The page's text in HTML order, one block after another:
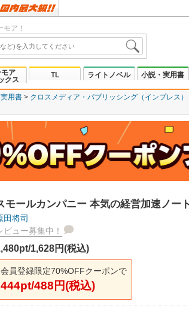
ア！
ア
クス
TL ライトノベル 小説・実用書
用書 クロスメディア・パブリッシング（インプレス）
モールカンパニー 本気の経営加速ノート
田将司
ビュー募集中！
1,628円(税込)
会員登録限定70%OFFクーポンで
444pt/488円(税込)